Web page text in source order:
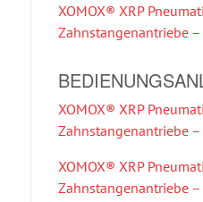
XOMOX® XRP
Zahnstangenantriebe –
XOMOX® XRP
Zahnstangenantriebe –
XOMOX® XRP
Zahnstangenantriebe –